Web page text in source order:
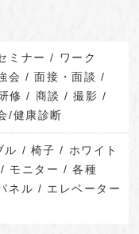
ミナー / ワーク
会 / 面接・面談 /
修 / 商談 / 撮影 /
/健康診断
/ 椅子 / ホワイト
モニター / 各種
ネル / エレベーター